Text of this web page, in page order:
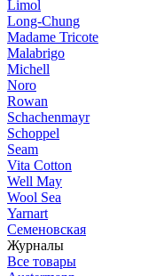
Limol
Long-Chung
Madame Tricote
Malabrigo
Michell
Noro
Rowan
Schachenmayr
Schoppel
Seam
Vita Cotton
Well May
Wool Sea
Yarnart
Семеновская
Журналы
Все товары